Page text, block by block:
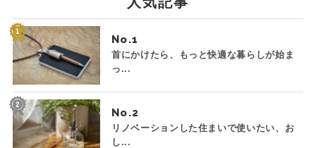
No.
首にかけたら、もっと快適な暮らしが始ま
っ...
No.
リノベーションした住まいで使いたい、お
し...